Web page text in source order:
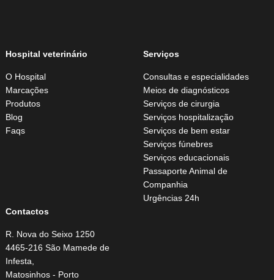
Hospital veterinário
O Hospital
Marcações
Produtos
Blog
Faqs
Serviços
Consultas e especialidades
Meios de diagnósticos
Serviços de cirurgia
Serviços hospitalização
Serviços de bem estar
Serviços fúnebres
Serviços educacionais
Passaporte Animal de
Companhia
Urgências 24h
Contactos
R. Nova do Seixo 1250
4465-216 São Mamede de
Infesta,
Matosinhos - Porto